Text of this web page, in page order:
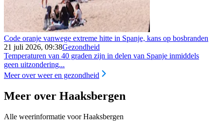
Code oranje vanwege extreme hitte in Spanje, kans op bosbranden
21 juli 2026, 09:38Gezondheid
Temperaturen van 40 graden zijn in delen van Spanje inmiddels
geen uitzondering...
Meer over weer en gezondheid
Meer over Haaksbergen
Alle weerinformatie voor Haaksbergen